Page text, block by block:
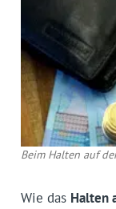
Beim Halten auf
Wie das Halten